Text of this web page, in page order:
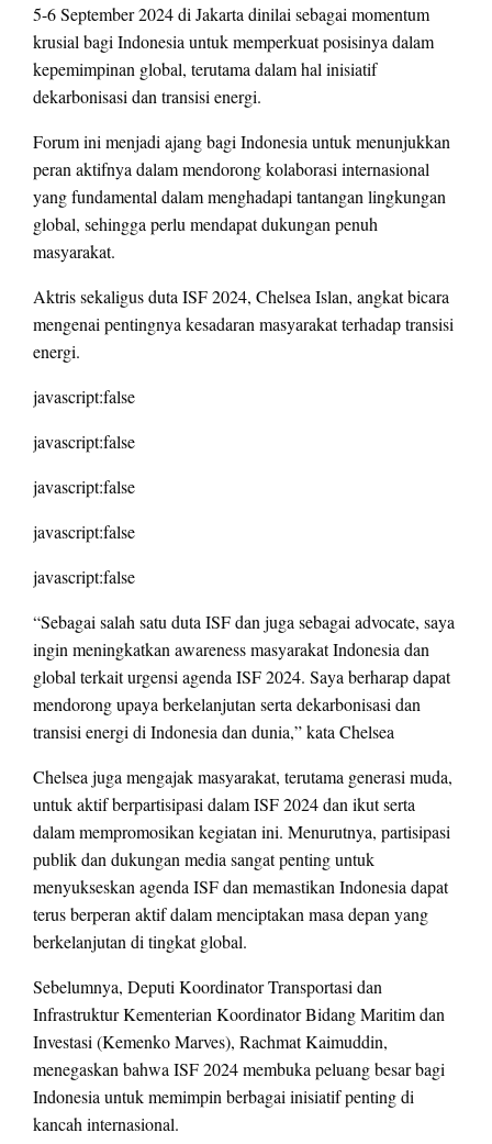
5-6 September 2024 di Jakarta dinilai sebagai momentum
krusial bagi Indonesia untuk memperkuat posisinya dalam
kepemimpinan global, terutama dalam hal inisiatif
dekarbonisasi dan transisi energi.
Forum ini menjadi ajang bagi Indonesia untuk menunjukkan
peran aktifnya dalam mendorong kolaborasi internasional
yang fundamental dalam menghadapi tantangan lingkungan
global, sehingga perlu mendapat dukungan penuh
masyarakat.
Aktris sekaligus duta ISF 2024, Chelsea Islan, angkat bicara
mengenai pentingnya kesadaran masyarakat terhadap transisi
energi.
javascript:false
javascript:false
javascript:false
javascript:false
javascript:false
“Sebagai salah satu duta ISF dan juga sebagai advocate, saya
ingin meningkatkan awareness masyarakat Indonesia dan
global terkait urgensi agenda ISF 2024. Saya berharap dapat
mendorong upaya berkelanjutan serta dekarbonisasi dan
transisi energi di Indonesia dan dunia,” kata Chelsea
Chelsea juga mengajak masyarakat, terutama generasi muda,
untuk aktif berpartisipasi dalam ISF 2024 dan ikut serta
dalam mempromosikan kegiatan ini. Menurutnya, partisipasi
publik dan dukungan media sangat penting untuk
menyukseskan agenda ISF dan memastikan Indonesia dapat
terus berperan aktif dalam menciptakan masa depan yang
berkelanjutan di tingkat global.
Sebelumnya, Deputi Koordinator Transportasi dan
Infrastruktur Kementerian Koordinator Bidang Maritim dan
Investasi (Kemenko Marves), Rachmat Kaimuddin,
menegaskan bahwa ISF 2024 membuka peluang besar bagi
Indonesia untuk memimpin berbagai inisiatif penting di
kancah internasional.